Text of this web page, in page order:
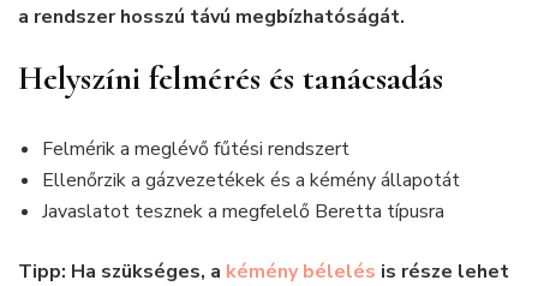
a rendszer hosszú távú megbízhatóságát.
Helyszíni felmérés és tanácsadás
Felmérik a meglévő fűtési rendszert
Ellenőrzik a gázvezetékek és a kémény állapotát
Javaslatot tesznek a megfelelő Beretta típusra
Tipp: Ha szükséges, a kémény bélelés is része lehet